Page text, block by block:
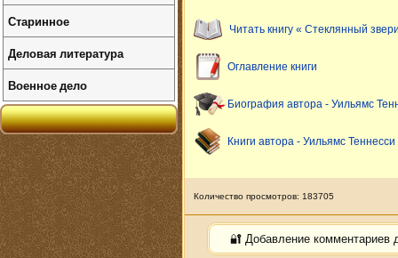
Читать книгу « Стеклянный
Оглавление книги
Биография автора - Уильямс
Книги автора - Уильямс Теннесси
Количество просмотров: 183705
🔐 Добавление комментариев
Старинное
Деловая литература
Военное дело